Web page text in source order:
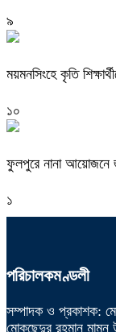
৯
ময়মনসিংহে কৃতি
১০
ফুলপুরে নানা
১
পরিচালকমণ্ডলী
সম্পাদক ও প্রকাশক:
মোকছেদুর রহমান